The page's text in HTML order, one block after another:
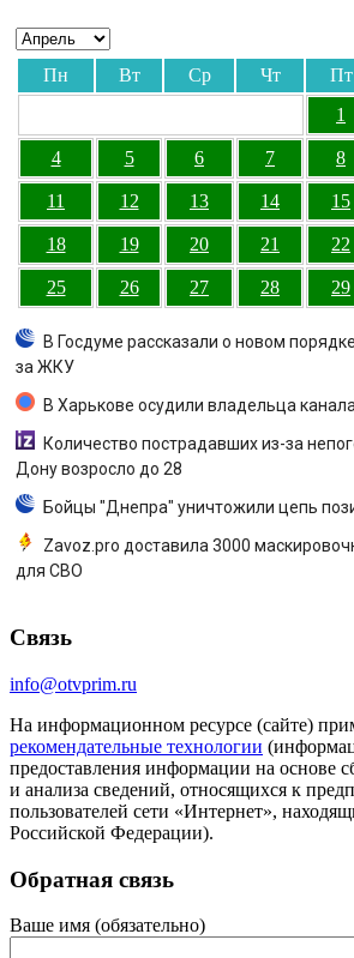
Пн Вт Ср Чт Пт
1
4 5 6 7 8
11 12 13 14 15
18 19 20 21 22
25 26 27 28 29
В Госдуме рассказали о новом
за ЖКУ
В Харькове осудили владельца
Количество пострадавших из-за
Дону возросло до 28
Бойцы "Днепра" уничтожили цепь
Zavoz.pro доставила 3000
для СВО
Связь
info@otvprim.ru
На информационном ресурсе (сайте)
рекомендательные технологии
предоставления информации на основе
и анализа сведений, относящихся к
пользователей сети «Интернет»,
Российской Федерации).
Обратная связь
Ваше имя (обязательно)